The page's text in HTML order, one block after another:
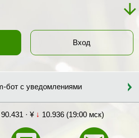
Вход
бот с уведомлениями
90.431 · ¥ ↓ 10.936 (19:00 мск)